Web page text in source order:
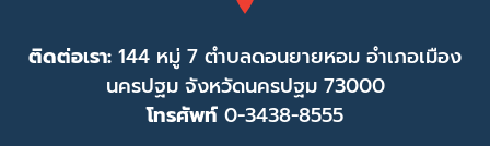
ติดต่อเรา: 144 หมู่ 7 ตำบลดอนยายหอม อำเภอเมือง
นครปฐม จังหวัดนครปฐม 73000
โทรศัพท์ 0-3438-8555